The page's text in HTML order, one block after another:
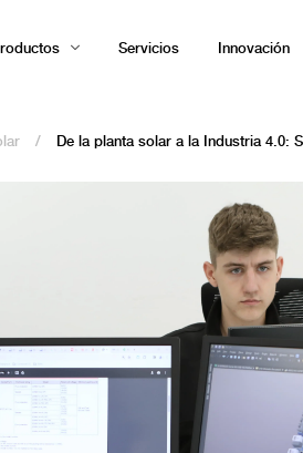
Servicios Innovación
/ De la planta solar a la Industria 4.0: